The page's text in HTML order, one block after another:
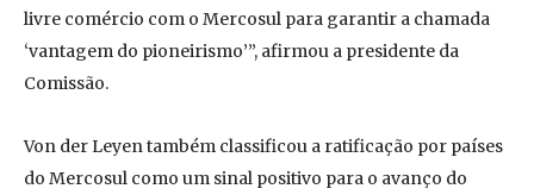
livre comércio com o Mercosul para garantir a chamada
‘vantagem do pioneirismo’”, afirmou a presidente da
Comissão.
Von der Leyen também classificou a ratificação por países
do Mercosul como um sinal positivo para o avanço do